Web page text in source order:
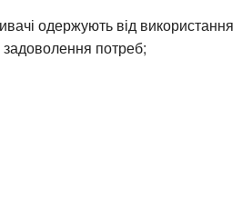
одержують від використання
потреб;